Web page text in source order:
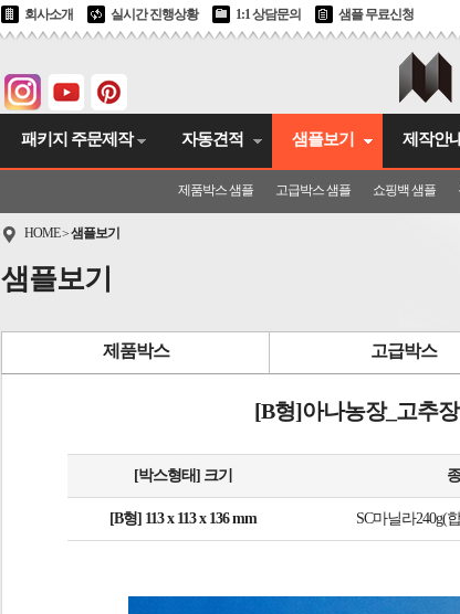
회사소개 실시간 진행상황 1:1 상담문의 샘플 무료신청
패키지 주문제작 자동견적 샘플보기
제품박스 샘플 고급박스 샘플 쇼핑백 샘플
제작안
HOME>샘플보기
샘플보기
제품박스 고급박스
[B형]아나농장_고추
[박스형태] 크기
[B형] 113 x 113 x 136 mm SC마닐라240g(